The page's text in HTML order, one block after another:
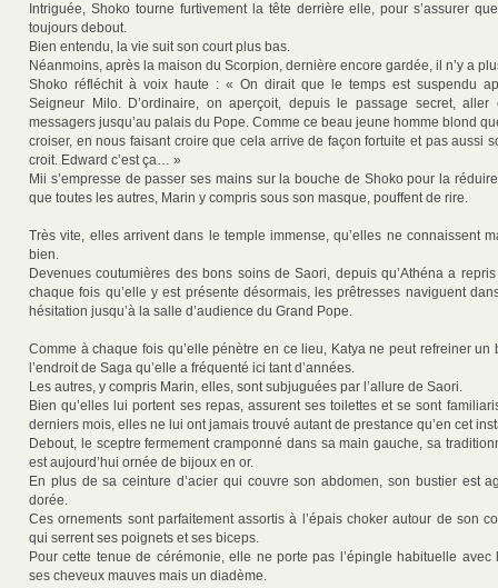
Intriguée, Shoko tourne furtivement la tête derrière elle, pour s’assurer
toujours debout.
Bien entendu, la vie suit son court plus bas.
Néanmoins, après la maison du Scorpion, dernière encore gardée, il n’y a
Shoko réfléchit à voix haute : « On dirait que le temps est suspendu
Seigneur Milo. D’ordinaire, on aperçoit, depuis le passage secret, aller
messagers jusqu’au palais du Pope. Comme ce beau jeune homme blond
croiser, en nous faisant croire que cela arrive de façon fortuite et pas aussi
croit. Edward c’est ça… »
Mii s’empresse de passer ses mains sur la bouche de Shoko pour la
que toutes les autres, Marin y compris sous son masque, pouffent de rire.
Très vite, elles arrivent dans le temple immense, qu’elles ne connaissent
bien.
Devenues coutumières des bons soins de Saori, depuis qu’Athéna a
chaque fois qu’elle y est présente désormais, les prêtresses naviguent
hésitation jusqu’à la salle d’audience du Grand Pope.
Comme à chaque fois qu’elle pénètre en ce lieu, Katya ne peut refreiner un
l’endroit de Saga qu’elle a fréquenté ici tant d’années.
Les autres, y compris Marin, elles, sont subjuguées par l’allure de Saori.
Bien qu’elles lui portent ses repas, assurent ses toilettes et se sont
derniers mois, elles ne lui ont jamais trouvé autant de prestance qu’en cet
Debout, le sceptre fermement cramponné dans sa main gauche, sa
est aujourd’hui ornée de bijoux en or.
En plus de sa ceinture d’acier qui couvre son abdomen, son bustier est
dorée.
Ces ornements sont parfaitement assortis à l’épais choker autour de son
qui serrent ses poignets et ses biceps.
Pour cette tenue de cérémonie, elle ne porte pas l’épingle habituelle
ses cheveux mauves mais un diadème.